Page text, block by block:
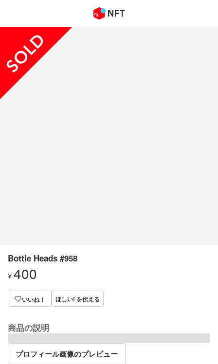
Bottle Heads #958
¥400
いいね！ ほしい! を伝える
商品の説明
プロフィール画像のプレビュー